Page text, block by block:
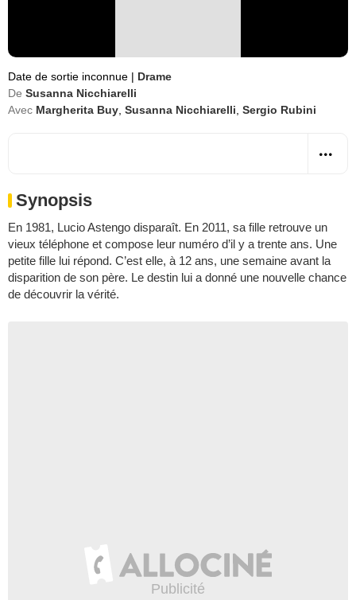
Date de sortie inconnue | Drame
De Susanna Nicchiarelli
Avec Margherita Buy Susanna Nicchiarelli Sergio Rubini
Synopsis
En 1981, Lucio Astengo disparaît. En 2011, sa fille retrouve un
vieux téléphone et compose leur numéro d’il y a trente ans. Une
petite fille lui répond. C’est elle, à 12 ans, une semaine avant la
disparition de son père. Le destin lui a donné une nouvelle chance
de découvrir la vérité.